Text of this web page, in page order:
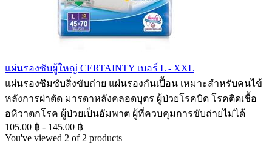
แผ่นรองซับผู้ใหญ่ CERTAINTY เบอร์ L - XXL
แผ่นรองซึมซับสิ่งขับถ่าย แผ่นรองกันเปื้อน เหมาะสำหรับคนไข้
หลังการผ่าตัด มารดาหลังคลอดบุตร ผู้ป่วยโรคบิด โรคติดเชื้อ
อหิวาตกโรค ผู้ป่วยเป็นอัมพาต ผู้ที่ควบคุมการขับถ่ายไม่ได้
105.00 ฿ - 145.00 ฿
You've viewed 2 of 2 products